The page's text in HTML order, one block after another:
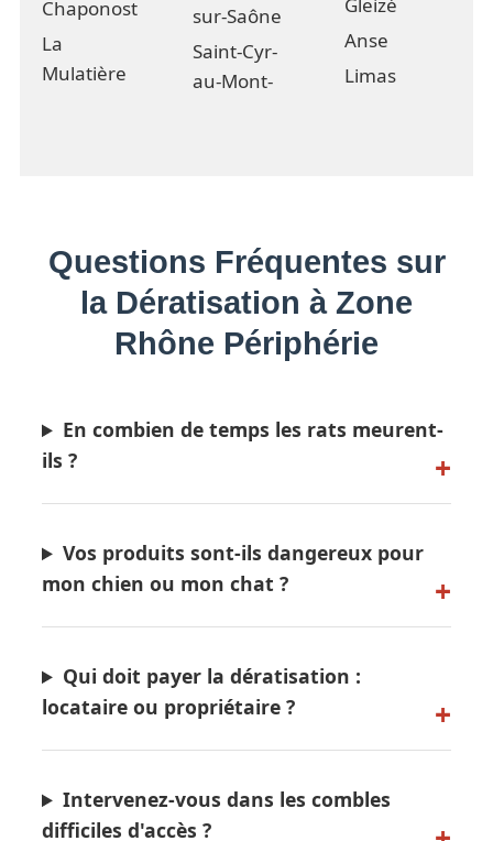
Chaponost
La
Mulatière
sur-Saône
Saint-Cyr-
au-Mont-
Gleizé
Anse
Limas
Questions Fréquentes sur
la Dératisation à Zone
Rhône Périphérie
En combien de temps les rats meurent-
ils ?
Vos produits sont-ils dangereux pour
mon chien ou mon chat ?
Qui doit payer la dératisation :
locataire ou propriétaire ?
Intervenez-vous dans les combles
difficiles d'accès ?